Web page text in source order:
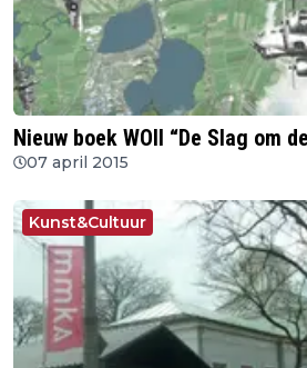
Nieuw boek WOII “De Slag om
07 april 2015
Kunst&Cultuur